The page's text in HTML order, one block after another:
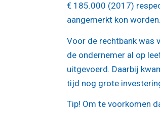
€ 185.000 (2017)
aangemerkt kon
Voor de rechtbank was
de ondernemer al op
uitgevoerd. Daarbij
tijd nog grote
Tip! Om te voorkomen